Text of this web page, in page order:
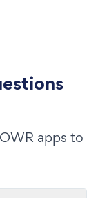
apps to